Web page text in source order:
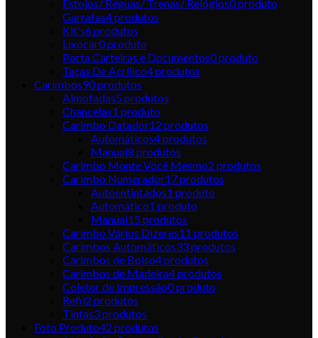
Estojos/ Réguas/ Trenas/ Relógios0produto
Garrafas4produtos
Kit's6produtos
Lixocar0produto
Porta Carteiras e Documentos0produto
Taças De Acrílico4produtos
Carimbos90produtos
Almofadas5produtos
Chancelas1 produto
Carimbo Datador12 produtos
Automáticos4produtos
Manual8 produtos
Carimbo Monte Você Mesmo2 produtos
Carimbo Numerador17produtos
Autoentintados1 produto
Automático1 produto
Manual15produtos
Carimbo Vários Dizeres11 produtos
Carimbos Automáticos33produtos
Carimbos de Bolso4produtos
Carimbos de Madeira4produtos
Coletor de Impressão0produto
Refil2 produtos
Tintas3produtos
Foto Produto42 produtos